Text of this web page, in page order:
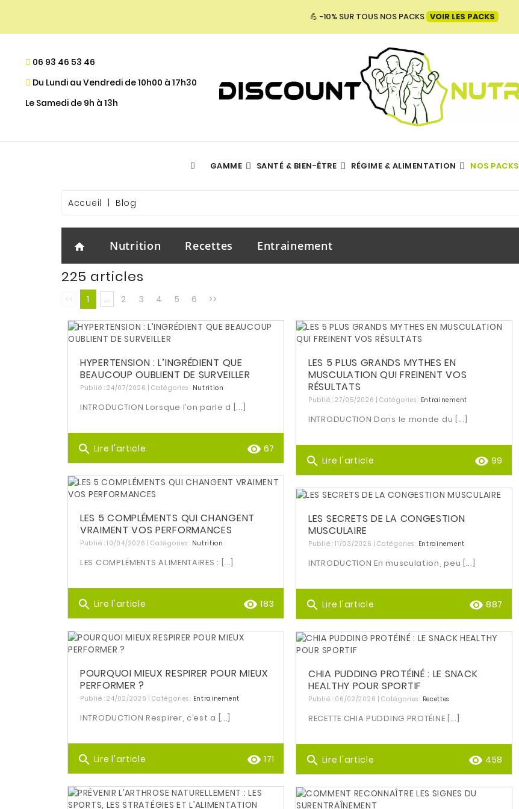
💪 -10% SUR TOUS NOS PACKS VOIR LES PACKS
06 93 46 53 46
Du Lundi au Vendredi de 10h00 à 17h30
Le Samedi de 9h à 13h
GAMME SANTÉ & BIEN-ÊTRE RÉGIME & ALIMENTATION NOS PACKS
Accueil Blog
home Nutrition Recettes Entrainement
225 articles
<< 1 ... 2 3 4 5 6 >>
HYPERTENSION : L’INGRÉDIENT QUE
BEAUCOUP OUBLIENT DE SURVEILLER
Publié : 24/07/2026 | Catégories : Nutrition
INTRODUCTION Lorsque l’on parle d [...]
search Lire l'article remove_red_eye 67
LES 5 PLUS GRANDS MYTHES EN
MUSCULATION QUI FREINENT VOS
RÉSULTATS
Publié : 27/05/2026 | Catégories : Entrainement
INTRODUCTION Dans le monde du [...]
search Lire l'article remove_red_eye 99
LES 5 COMPLÉMENTS QUI CHANGENT
VRAIMENT VOS PERFORMANCES
Publié : 10/04/2026 | Catégories : Nutrition
LES COMPLÉMENTS ALIMENTAIRES : [...]
search Lire l'article remove_red_eye 183
LES SECRETS DE LA CONGESTION
MUSCULAIRE
Publié : 11/03/2026 | Catégories : Entrainement
INTRODUCTION En musculation, peu [...]
search Lire l'article remove_red_eye 887
POURQUOI MIEUX RESPIRER POUR MIEUX
PERFORMER ?
Publié : 24/02/2026 | Catégories : Entrainement
INTRODUCTION Respirer, c’est a [...]
search Lire l'article remove_red_eye 171
CHIA PUDDING PROTÉINÉ : LE SNACK
HEALTHY POUR SPORTIF
Publié : 06/02/2026 | Catégories : Recettes
RECETTE CHIA PUDDING PROTÉINE [...]
search Lire l'article remove_red_eye 458